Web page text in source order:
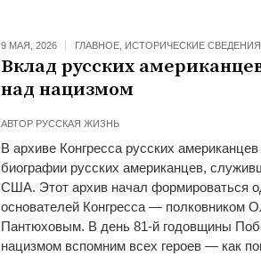
9 МАЯ, 2026 ГЛАВНОЕ, ИСТОРИЧЕСКИЕ СВЕДЕНИЯ
Вклад русских
над нацизмом
АВТОР РУССКАЯ ЖИЗНЬ
В архиве Конгресса русских американцев
биографии русских американцев,
США. Этот архив начал формироваться
основателей Конгресса — полковником
Пантюховым. В день 81-й годовщины
нацизмом вспомним всех героев — как